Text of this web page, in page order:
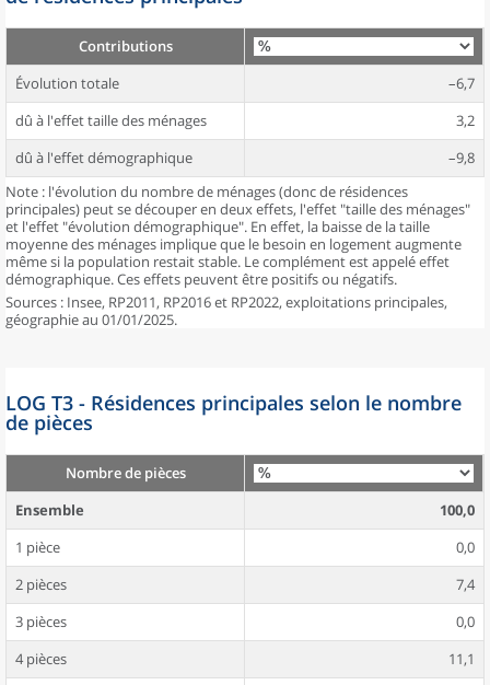
Contributions
Évolution totale
–6,7
dû à l'effet taille des ménages
3,2
dû à l'effet démographique
–9,8
Note : l'évolution du nombre de ménages (donc de résidences
principales) peut se découper en deux effets, l'effet "taille des ménages"
et l'effet "évolution démographique". En effet, la baisse de la taille
moyenne des ménages implique que le besoin en logement augmente
même si la population restait stable. Le complément est appelé effet
démographique. Ces effets peuvent être positifs ou négatifs.
Sources : Insee, RP2011, RP2016 et RP2022, exploitations principales,
géographie au 01/01/2025.
LOG T3 - Résidences principales selon le nombre
de pièces
Nombre de pièces
Ensemble
100,0
1 pièce
0,0
2 pièces
7,4
3 pièces
0,0
4 pièces
11,1